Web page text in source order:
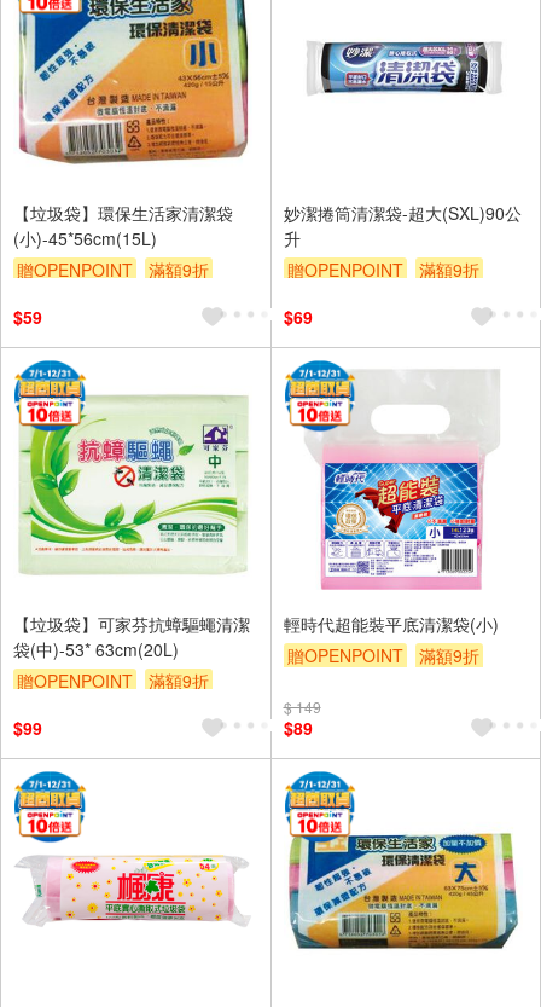
【垃圾袋】環保生活家清潔袋
(小)-45*56cm(15L)
贈OPENPOINT
滿額9折
$59
妙潔捲筒清潔袋-超大(SXL)90公
升
贈OPENPOINT
滿額9折
$69
【垃圾袋】可家芬抗蟑驅蠅清潔
袋(中)-53* 63cm(20L)
贈OPENPOINT
滿額9折
$99
輕時代超能裝平底清潔袋(小)
贈OPENPOINT
滿額9折
$ 149
$89